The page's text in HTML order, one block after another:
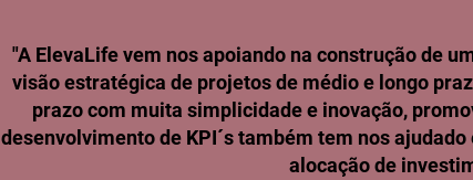
"A ElevaLife vem nos apoiando na construção de
visão estratégica de projetos de médio e longo
prazo com muita simplicidade e inovação,
desenvolvimento de KPI´s também tem nos
alocação de